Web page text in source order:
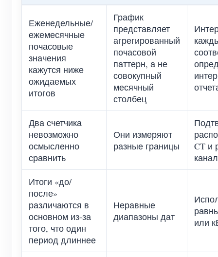
Еженедельные/
ежемесячные
почасовые
значения
кажутся ниже
ожидаемых
итогов
График
представляет
агрегированный
почасовой
паттерн, а не
совокупный
месячный
столбец
Два счетчика
невозможно
осмысленно
сравнить
Они измеряют
разные границы
CT и
Итоги «до/
после»
различаются в
основном из-за
того, что один
период длиннее
Неравные
диапазоны дат
или